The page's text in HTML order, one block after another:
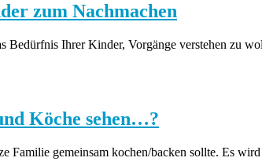
zum Nachmachen
Bedürfnis Ihrer Kinder, Vorgänge verstehen zu
Köche sehen…?
Familie gemeinsam kochen/backen sollte. Es wird